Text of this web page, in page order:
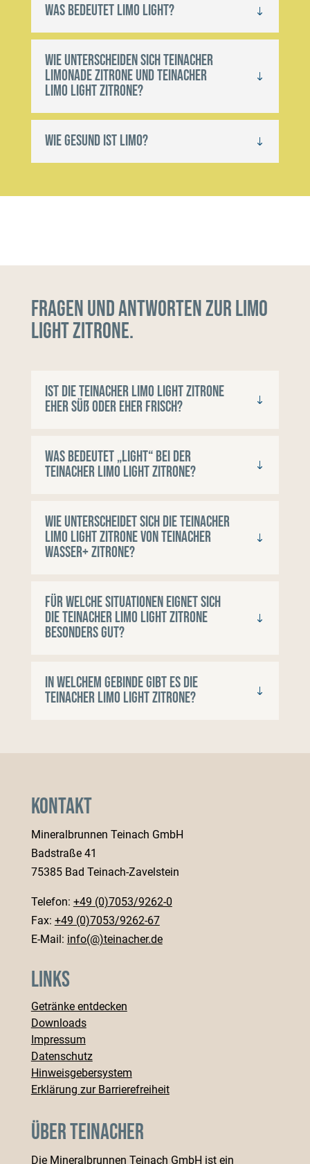
Was bedeutet Limo Light?
Wie unterscheiden sich Teinacher
Limonade Zitrone und Teinacher
Limo Light Zitrone?
Wie gesund ist Limo?
Fragen und Antworten zur Limo
Light Zitrone.
Ist die Teinacher Limo Light Zitrone
eher süß oder eher frisch?
Was bedeutet „Light“ bei der
Teinacher Limo Light Zitrone?
Wie unterscheidet sich die Teinacher
Limo Light Zitrone von Teinacher
Wasser+ Zitrone?
Für welche Situationen eignet sich
die Teinacher Limo Light Zitrone
besonders gut?
In welchem Gebinde gibt es die
Teinacher Limo Light Zitrone?
Kontakt
Mineralbrunnen Teinach GmbH
Badstraße 41
75385 Bad Teinach-Zavelstein
Telefon: +49 (0)7053/9262-0
Fax: +49 (0)7053/9262-67
E-Mail: info(@)teinacher.de
Links
Getränke entdecken
Downloads
Impressum
Datenschutz
Hinweisgebersystem
Erklärung zur Barrierefreiheit
Über Teinacher
Die Mineralbrunnen Teinach GmbH ist ein